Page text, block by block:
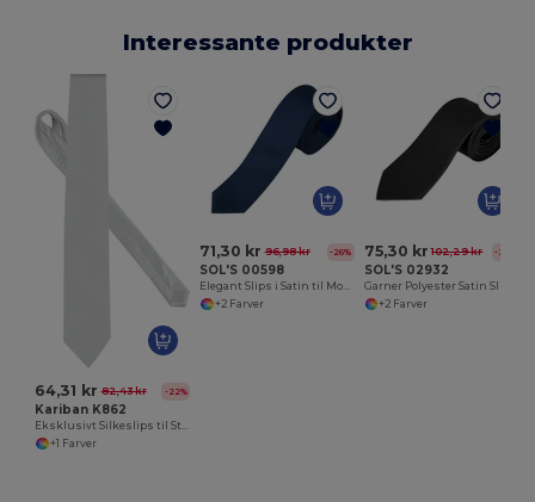
Interessante produkter
64,31 kr 82,43 kr -22%
Kariban K862
Eksklusivt Silkeslips til Stilfulde Mænd
+1 Farver
71,30 kr 96,98 kr -26%
SOL'S 00598
Elegant Slips i Satin til Modebevidste
+2 Farver
75,30 kr 102,29 kr -26%
SOL'S 02932
Garner Polyester Satin Slips
+2 Farver